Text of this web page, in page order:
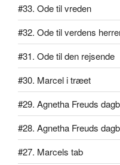
#33. Ode til vreden
#32. Ode til verdens
#31. Ode til den rejsende
#30. Marcel i træet
#29. Agnetha Freuds
#28. Agnetha Freuds
#27. Marcels tab